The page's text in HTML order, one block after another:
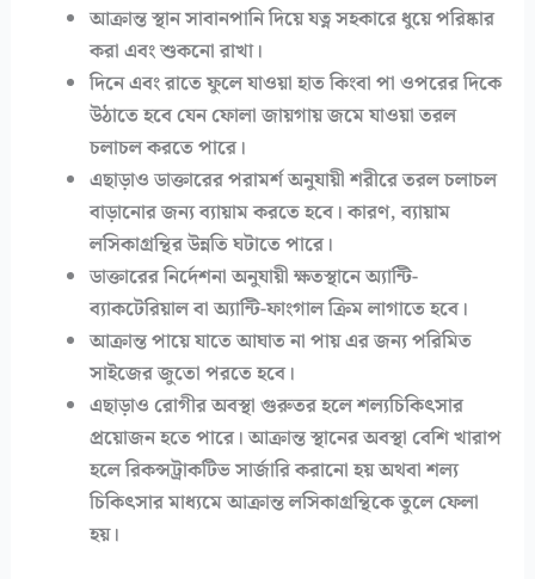
আক্রান্ত স্থান সাবানপানি দিয়ে যত্ন সহকারে ধুয়ে পরিষ্কার
করা এবং শুকনো রাখা।
দিনে এবং রাতে ফুলে যাওয়া হাত কিংবা পা ওপরের দিকে
উঠাতে হবে যেন ফোলা জায়গায় জমে যাওয়া তরল
চলাচল করতে পারে।
এছাড়াও ডাক্তারের পরামর্শ অনুযায়ী শরীরে তরল চলাচল
বাড়ানোর জন্য ব্যায়াম করতে হবে। কারণ, ব্যায়াম
লসিকাগ্রন্থির উন্নতি ঘটাতে পারে।
ডাক্তারের নির্দেশনা অনুযায়ী ক্ষতস্থানে অ্যান্টি-
ব্যাকটেরিয়াল বা অ্যান্টি-ফাংগাল ক্রিম লাগাতে হবে।
আক্রান্ত পায়ে যাতে আঘাত না পায় এর জন্য পরিমিত
সাইজের জুতো পরতে হবে।
এছাড়াও রোগীর অবস্থা গুরুতর হলে শল্যচিকিৎসার
প্রয়োজন হতে পারে। আক্রান্ত স্থানের অবস্থা বেশি খারাপ
হলে রিকন্সট্রাকটিভ সার্জারি করানো হয় অথবা শল্য
চিকিৎসার মাধ্যমে আক্রান্ত লসিকাগ্রন্থিকে তুলে ফেলা
হয়।